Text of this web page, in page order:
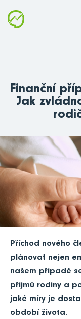
Finanční
Jak
Příchod nového
plánovat nejen
našem případě
příjmů rodiny a
jaké míry je
období života.